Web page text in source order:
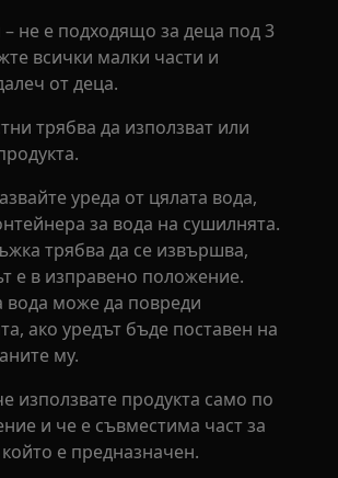
не е подходящо за деца под 3
всички малки части и
от деца.
трябва да използват или
уреда от цялата вода,
за вода на сушилнята.
трябва да се извършва,
е в изправено положение.
вода може да повреди
ако уредът бъде поставен на
му.
използвате продукта само по
и че е съвместима част за
е предназначен.